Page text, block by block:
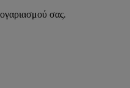
σας.